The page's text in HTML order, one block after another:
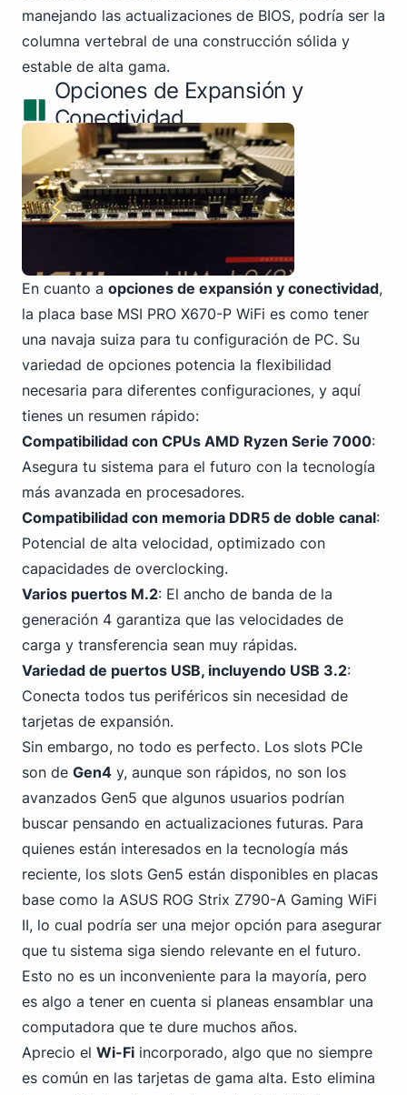
manejando las actualizaciones de BIOS, podría ser la
columna vertebral de una construcción sólida y
estable de alta gama.
Opciones de Expansión y
Conectividad
En cuanto a opciones de expansión y conectividad,
la placa base MSI PRO X670-P WiFi es como tener
una navaja suiza para tu configuración de PC. Su
variedad de opciones potencia la flexibilidad
necesaria para diferentes configuraciones, y aquí
tienes un resumen rápido:
Compatibilidad con CPUs AMD Ryzen Serie 7000:
Asegura tu sistema para el futuro con la tecnología
más avanzada en procesadores.
Compatibilidad con memoria DDR5 de doble canal:
Potencial de alta velocidad, optimizado con
capacidades de overclocking.
Varios puertos M.2: El ancho de banda de la
generación 4 garantiza que las velocidades de
carga y transferencia sean muy rápidas.
Variedad de puertos USB, incluyendo USB 3.2:
Conecta todos tus periféricos sin necesidad de
tarjetas de expansión.
Sin embargo, no todo es perfecto. Los slots PCIe
son de Gen4 y, aunque son rápidos, no son los
avanzados Gen5 que algunos usuarios podrían
buscar pensando en actualizaciones futuras. Para
quienes están interesados en la tecnología más
reciente, los slots Gen5 están disponibles en placas
base como la ASUS ROG Strix Z790-A Gaming WiFi
II, lo cual podría ser una mejor opción para asegurar
que tu sistema siga siendo relevante en el futuro.
Esto no es un inconveniente para la mayoría, pero
es algo a tener en cuenta si planeas ensamblar una
computadora que te dure muchos años.
Aprecio el Wi-Fi incorporado, algo que no siempre
es común en las tarjetas de gama alta. Esto elimina